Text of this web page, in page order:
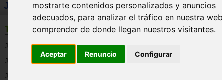
mostrarte contenidos personalizados y anuncios
adecuados, para analizar el tráfico en nuestra
comprender de donde llegan nuestros visitantes.
Aceptar Renuncio Configurar
JUGUETES: Primeros juguetes
TEMÁTICAS
Juguetes de 0 a 12 meses
Juguetes de 1 a 3 años
Juguetes de 3 a 6 años